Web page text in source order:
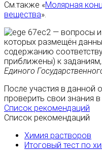
См.также «Молярная
вещества».
— вопросы и
которых размещён
содержанию
приближены) к
Единого
После участия в данной
проверить свои знания
Список рекомендаций
Список рекомендаций
Химия растворов
Итоговый тест по